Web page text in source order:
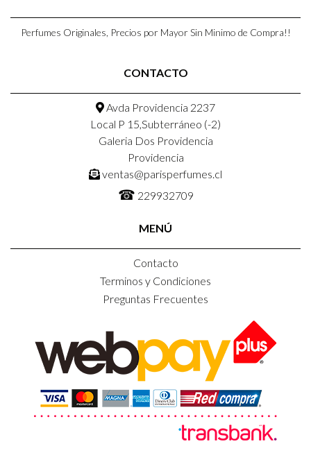
Perfumes Originales, Precios por Mayor Sin Minimo de Compra!!
CONTACTO
Avda Providencia 2237
Local P 15,Subterráneo (-2)
Galeria Dos Providencia
Providencia
ventas@parisperfumes.cl
☎ 229932709
MENÚ
Contacto
Terminos y Condiciones
Preguntas Frecuentes